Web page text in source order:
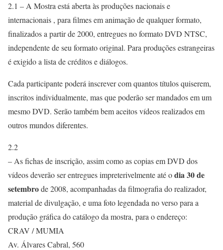
2.1 – A Mostra está aberta às produções nacionais e
internacionais , para filmes em animação de qualquer formato,
finalizados a partir de 2000, entregues no formato DVD NTSC,
independente de seu formato original. Para produções estrangeiras
é exigido a lista de créditos e diálogos.
Cada participante poderá inscrever com quantos títulos quiserem,
inscritos individualmente, mas que poderão ser mandados em um
mesmo DVD. Serão também bem aceitos vídeos realizados em
outros mundos diferentes.
2.2
– As fichas de inscrição, assim como as copias em DVD dos
vídeos deverão ser entregues impreterivelmente até odia 30 de
setembrode 2008, acompanhadas da filmografia do realizador,
material de divulgação, e uma foto legendada no verso para a
produção gráfica do catálogo da mostra, para o endereço:
CRAV / MUMIA
Av. Álvares Cabral, 560